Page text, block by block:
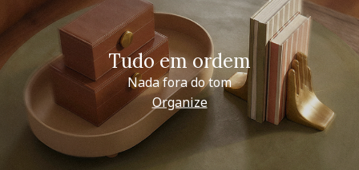
Tudo em ordem
Nada fora do tom
Organize